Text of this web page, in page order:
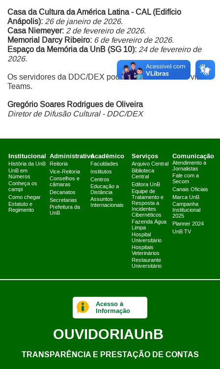
Casa da Cultura da América Latina - CAL (Edifício
Anápolis): 26 de janeiro de 2026.
Casa Niemeyer: 2 de fevereiro de 2026.
Memorial Darcy Ribeiro: 6 de fevereiro de 2026.
Espaço da Memória da UnB (SG 10): 24 de fevereiro de
2026.
Os servidores da DDC/DEX poderão ser contatados via
Teams.
Gregório Soares Rodrigues de Oliveira
Diretor de Difusão Cultural - DDC/DEX
Institucional
História da UnB
UnB em
Números
Conheça os
campi
Como chegar
Estatuto e
Regimento
Administrativo
Reitoria
Vice-Reitoria
Conselhos e
câmaras
Decanatos
Secretarias
Prefeitura da
UnB
Acadêmico
Faculdades
Institutos
Centros
Educação a
Distância
Assuntos
Internacionais
Serviços
Arquivo Central
Biblioteca
Central
Editora UnB
Equipe de
Tratamento e
Resposta a
Incidentes
Cibernéticos
Fazenda Água
Limpa
Hospital
Universitário
Hospitais
Veterinários
Restaurante
Universitário
Comunicação
Atendimento a
Jornalistas
Fale com a
Secom
Canais Oficiais
Marca UnB
Campanha
Institucional
2025
Planner 2024
UnB TV
Acesso à
Informação
OUVIDORIAUnB
TRANSPARÊNCIA E PRESTAÇÃO DE CONTAS